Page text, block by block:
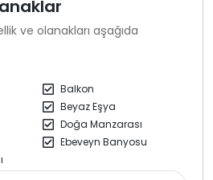
deneyimi sunacak şekilde dizayn
bağımsız girişi ve tamamen kendine
Ayrıca tesis içerisinde
denize ulaşım imkanı
misafirler için ideal bir kiralık
terası sayesinde gün boyu keyifli
havuzunun tadını çıkarabilirsiniz.
ve olanakları aşağıda
Balkon
Beyaz Eşya
Doğa Manzarası
Ebeveyn Banyosu